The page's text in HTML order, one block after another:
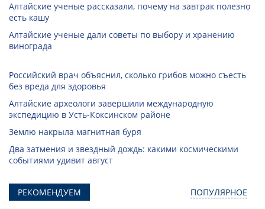
Алтайские ученые рассказали, почему на завтрак полезно
есть кашу
Алтайские ученые дали советы по выбору и хранению
винограда
Российский врач объяснил, сколько грибов можно съесть
без вреда для здоровья
Алтайские археологи завершили международную
экспедицию в Усть-Коксинском районе
Землю накрыла магнитная буря
Два затмения и звездный дождь: какими космическими
событиями удивит август
РЕКОМЕНДУЕМ ПОПУЛЯРНОЕ